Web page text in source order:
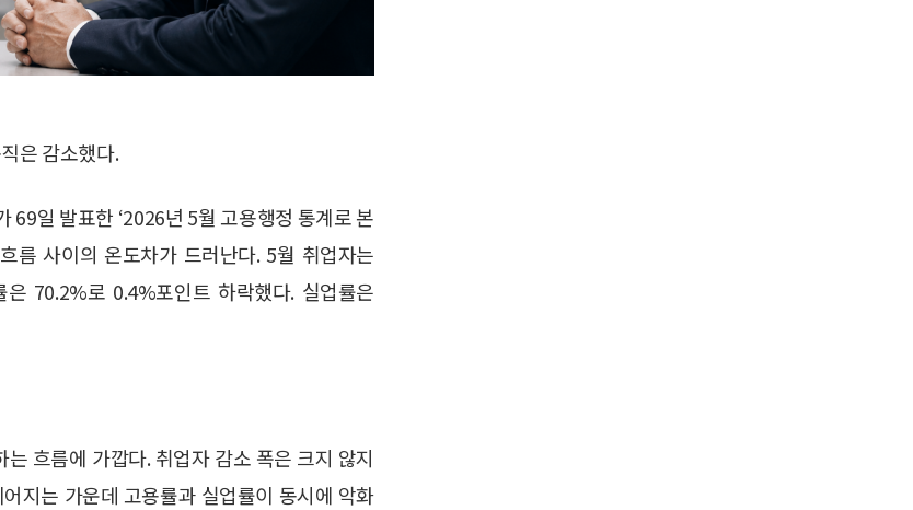
은 감소했다.
69일 발표한 ‘2026년 5월 고용행정 통계로 본
름 사이의 온도차가 드러난다. 5월 취업자는
70.2%로 0.4%포인트 하락했다. 실업률은
흐름에 가깝다. 취업자 감소 폭은 크지 않지
지는 가운데 고용률과 실업률이 동시에 악화